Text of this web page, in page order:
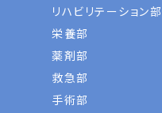
リハビリテーション部
栄養部
薬剤部
救急部
手術部